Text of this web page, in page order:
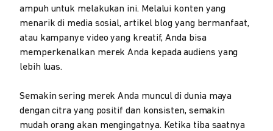
ampuh untuk melakukan ini. Melalui konten yang
menarik di media sosial, artikel blog yang bermanfaat,
atau kampanye video yang kreatif, Anda bisa
memperkenalkan merek Anda kepada audiens yang
lebih luas.
Semakin sering merek Anda muncul di dunia maya
dengan citra yang positif dan konsisten, semakin
mudah orang akan mengingatnya. Ketika tiba saatnya